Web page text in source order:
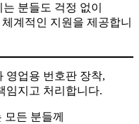
분들도 걱정 없이
계적인 지원을 제공합니
영업용 번호판 장착,
임지고 처리합니다.
든 분들께